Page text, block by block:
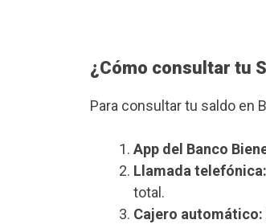
¿Cómo consultar tu
Para consultar tu saldo en
App del Banco
Llamada telefónica:
total.
Cajero automático: